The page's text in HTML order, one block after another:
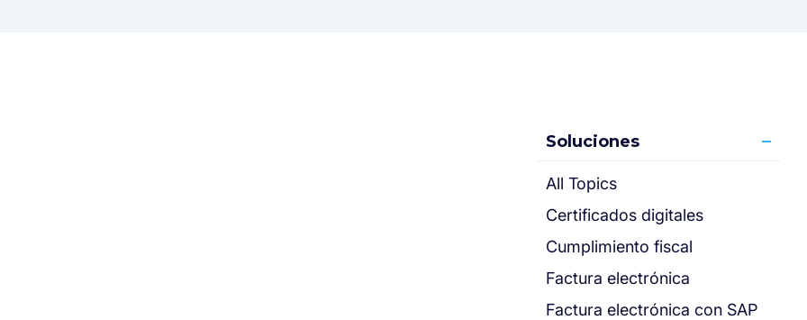
Soluciones
All Topics
Certificados digitales
Cumplimiento fiscal
Factura electrónica
Factura electrónica con SAP